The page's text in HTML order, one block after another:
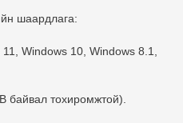
шаардлага:
Windows 10, Windows 8.1,
байвал тохиромжтой).